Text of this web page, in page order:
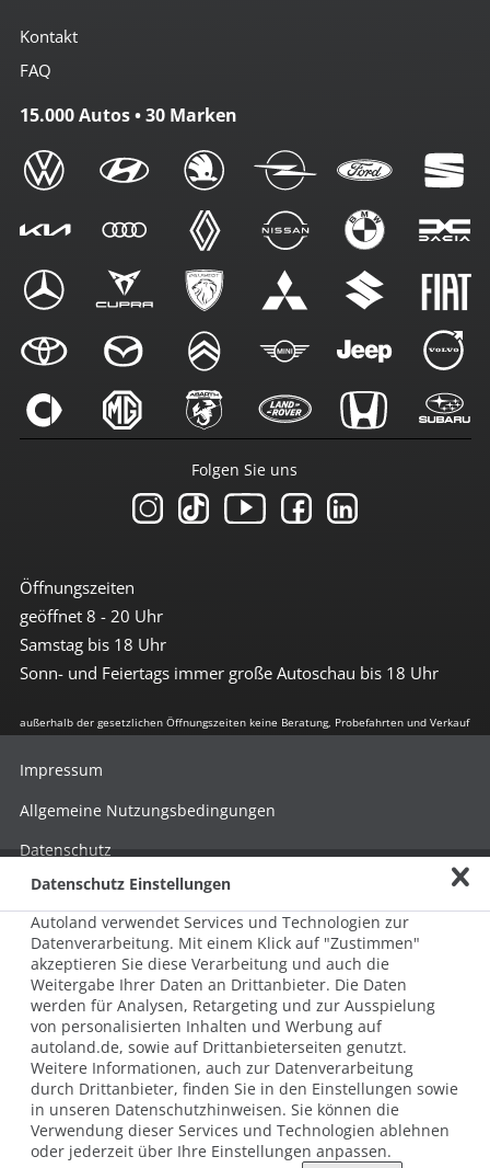
Kontakt
FAQ
15.000 Autos • 30 Marken
Öffnungszeiten
geöffnet 8 - 20 Uhr
Samstag bis 18 Uhr
Sonn- und Feiertags immer große Autoschau bis 18 Uhr
Folgen Sie uns
außerhalb der gesetzlichen Öffnungszeiten keine Beratung, Probefahrten und Verkauf
© 2026 AUTOLAND 24 SE & Co. Betriebs KG
Werner-von-Siemens-Str. 2, 06796 Brehna, Deutschland
Impressum
Allgemeine Nutzungsbedingungen
Datenschutz
Hinweisgebersystem nach HinSchG
Beschwerde nach LkSG
Grundsatzerklärung zum LkSG
Datenschutz Einstellungen
Autoland verwendet Services und Technologien zur
Datenverarbeitung. Mit einem Klick auf "Zustimmen"
akzeptieren Sie diese Verarbeitung und auch die
Weitergabe Ihrer Daten an Drittanbieter. Die Daten
werden für Analysen, Retargeting und zur Ausspielung
von personalisierten Inhalten und Werbung auf
autoland.de, sowie auf Drittanbieterseiten genutzt.
Weitere Informationen, auch zur Datenverarbeitung
durch Drittanbieter, finden Sie in den Einstellungen sowie
in unseren Datenschutzhinweisen. Sie können die
Verwendung dieser Services und Technologien ablehnen
oder jederzeit über Ihre Einstellungen anpassen.